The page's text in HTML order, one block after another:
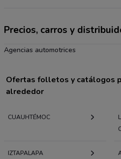
Precios, carros y
Agencias automotrices
Ofertas folletos y catálogos
alrededor
CUAUHTÉMOC
IZTAPALAPA